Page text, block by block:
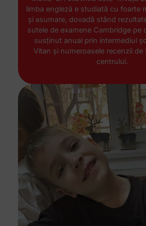
limba engleză e studiată cu foarte
și asumare, dovadă stând
sutele de examene Cambridge pe
susținut anual prin intermediul
Vitan și numeroasele recenzii de
centrului.